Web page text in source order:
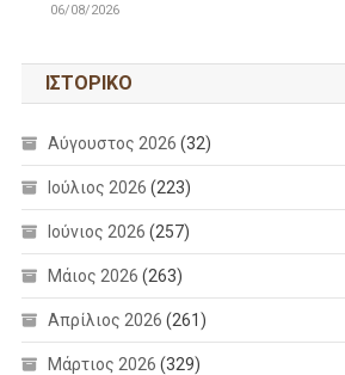
06/08/2026
ΙΣΤΟΡΙΚΌ
Αύγουστος 2026 (32)
Ιούλιος 2026 (223)
Ιούνιος 2026 (257)
Μάιος 2026 (263)
Απρίλιος 2026 (261)
Μάρτιος 2026 (329)